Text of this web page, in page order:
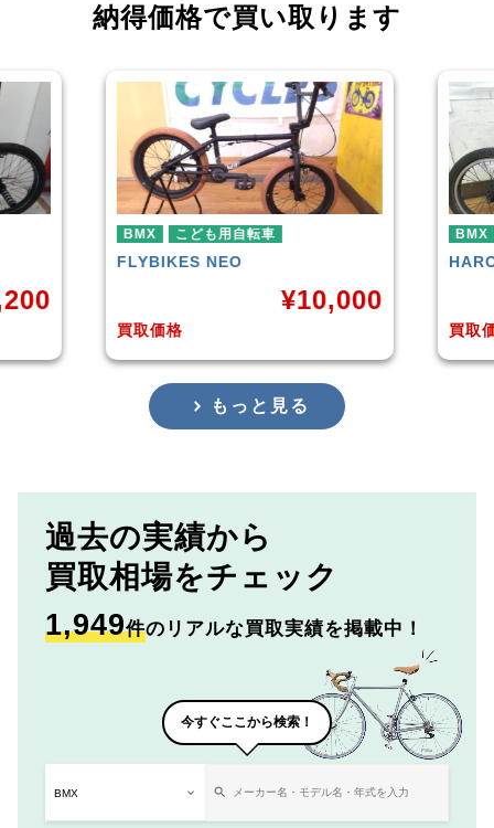
納得価格で買い取ります
¥10,000
BMX
HARODOWNTOWN
買取価格
¥4,225
もっと見る
過去の実績から
買取相場をチェック
1,949件のリアルな買取実績を掲載中！
今すぐここから検索！